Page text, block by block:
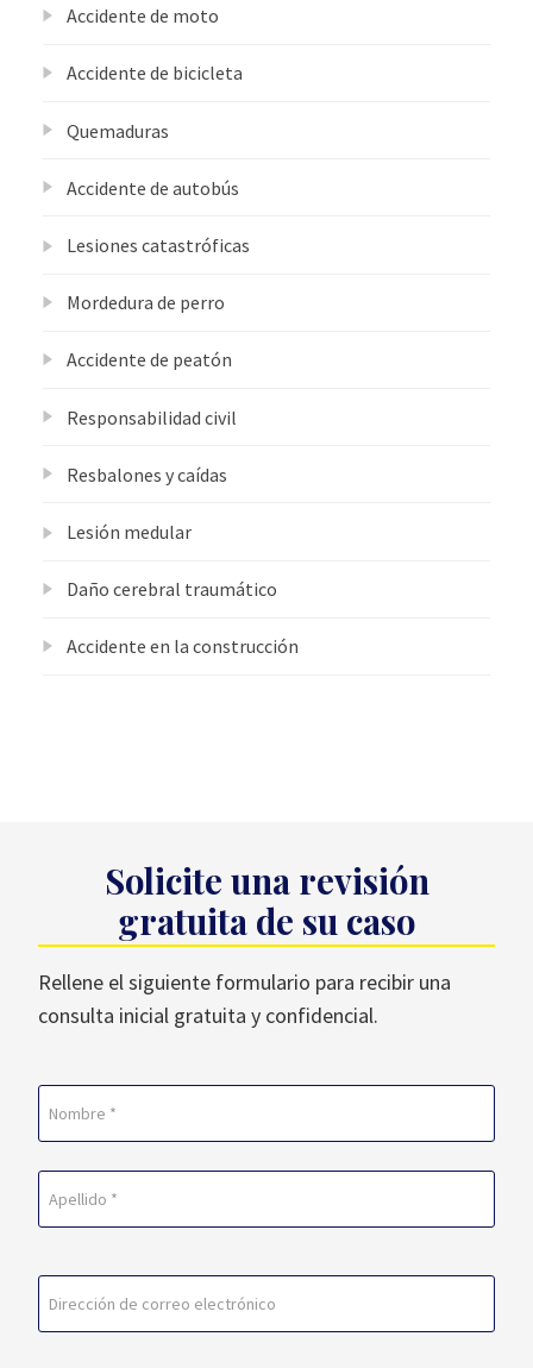
Accidente de moto
Accidente de bicicleta
Quemaduras
Accidente de autobús
Lesiones catastróficas
Mordedura de perro
Accidente de peatón
Responsabilidad civil
Resbalones y caídas
Lesión medular
Daño cerebral traumático
Accidente en la construcción
Solicite una revisión
gratuita de su caso
Rellene el siguiente formulario para recibir una
consulta inicial gratuita y confidencial.
(Obligatorio)
En
primer
electrónico